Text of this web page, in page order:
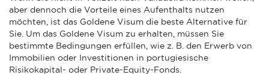
aber dennoch die Vorteile eines Aufenthalts nutzen
möchten, ist das Goldene Visum die beste Alternative für
Sie. Um das Goldene Visum zu erhalten, müssen Sie
bestimmte Bedingungen erfüllen, wie z. B. den Erwerb von
Immobilien oder Investitionen in portugiesische
Risikokapital- oder Private-Equity-Fonds.